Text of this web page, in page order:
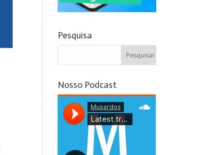
Pesquisa
Nosso Podcast